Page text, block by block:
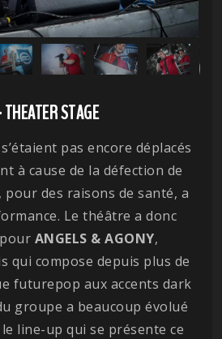
STAGE
pas encore déplacés
à cause de la défection de
pour des raisons de santé, a
Le théâtre a donc
ANGELS & AGONY,
qui compose depuis plus de
futurepop aux accents dark
groupe a beaucoup évolué
line-up qui se présente ce